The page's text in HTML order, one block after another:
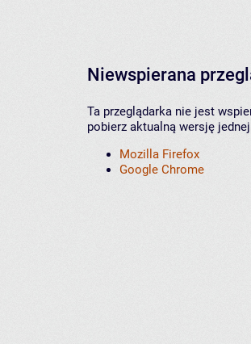
Niewspierana
Ta przeglądarka nie jest
pobierz aktualną wersję
Mozilla Firefox
Google Chrome